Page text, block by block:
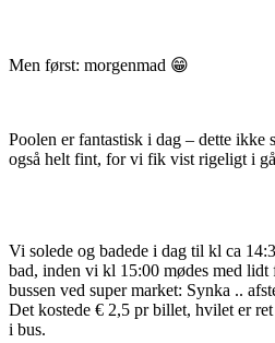
Men først: morgenmad 😁
Poolen er fantastisk i dag – dette ikke
også helt fint, for vi fik vist rigeligt i
Vi solede og badede i dag til kl ca
bad, inden vi kl 15:00 mødes med
bussen ved super market: Synka ..
Det kostede € 2,5 pr billet, hvilet er
i bus.